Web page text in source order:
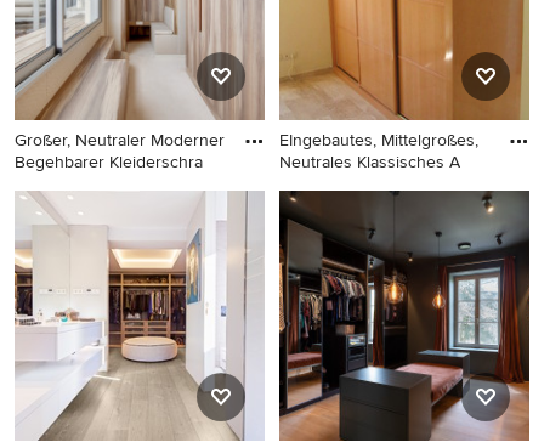
Teppichboden in Montpellier
Boden in Madrid
Großer, Neutraler Moderner
Begehbarer Kleiderschra
Großer, Neutraler Moderner
Begehbarer Kleiderschrank
mit hellbraunen
Holzschränken,
Teppichboden und beigem
Boden in Paris
EIngebautes, Mittelgroßes,
Neutrales Klassisches A
EIngebautes, Mittelgroßes,
Neutrales Klassisches
Ankleidezimmer mit
profilierten Schrankfronten
und hellbraunen
Holzschränken in Valencia